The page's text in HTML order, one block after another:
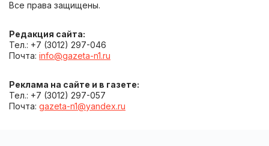
Все права защищены.
Редакция сайта:
Тел.: +7 (3012) 297-046
Почта: info@gazeta-n1.ru
Реклама на сайте и в газете:
Тел.: +7 (3012) 297-057
Почта: gazeta-n1@yandex.ru